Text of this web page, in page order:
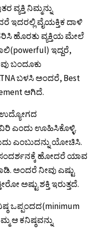
ವ್ಯಕ್ತಿ ನಿಮ್ಮನ್ನು
ಇದರಲ್ಲಿ ವೈಯಕ್ತಿಕ ದಾಳಿ
ಹೊರತು ವ್ಯಕ್ತಿಯ ಮೇಲೆ
ಇದ್ದರೆ,
ಬಂದೂಕು
ಬಳಸಿ ಅಂದರೆ, Best
ಆಗಿದೆ.
ಉದ್ಯೋಗದ
ಎಂದು ಊಹಿಸಿಕೊಳ್ಳಿ.
ಎಂಬುದನ್ನು ಯೋಚಿಸಿ.
ಸಂದರ್ಶನಕ್ಕೆ ಹೋದರೆ ಯಾವ
ಅಂದರೆ ನೀವು ಎಷ್ಟು
ಅಷ್ಟು ಶಕ್ತಿ ಇರುತ್ತದೆ.
ಒಪ್ಪಂದದ(minimum
ಆ ಕನಿಷ್ಠವನ್ನು